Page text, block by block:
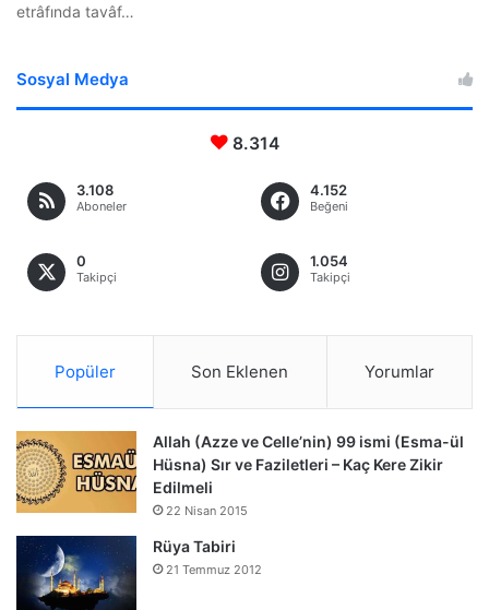
etrâfında tavâf…
Sosyal Medya
8.314
3.108
Aboneler
4.152
Beğeni
0
Takipçi
1.054
Takipçi
Popüler Son Eklenen Yorumlar
Allah (Azze ve Celle’nin) 99 ismi (Esma-ül
Hüsna) Sır ve Faziletleri – Kaç Kere Zikir
Edilmeli
22 Nisan 2015
Rüya Tabiri
21 Temmuz 2012